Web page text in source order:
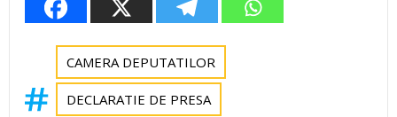
CAMERA DEPUTATILOR
DECLARATIE DE PRESA